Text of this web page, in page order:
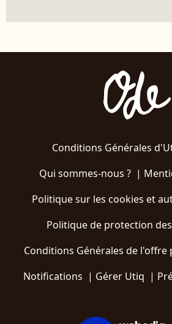
Conditions Générales
Qui sommes-nous ?|
Politique sur les cookies et
Politique de protection
Conditions Générales de l'offre
Notifications | Gérer Utiq |